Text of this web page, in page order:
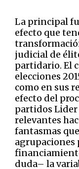
La principal
efecto que
judicial de
partidario. El
elecciones
como en sus
efecto del
partidos Lider
relevantes
fantasmas
agrupaciones
duda– la